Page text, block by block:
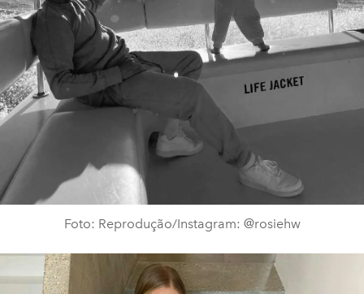
Foto: Reprodução/Instagram: @rosiehw